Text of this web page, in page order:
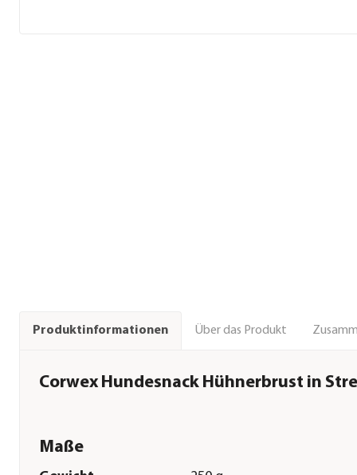
Produktinformationen Über das Produkt
Corwex Hundesnack Hühnerbrust in
Maße